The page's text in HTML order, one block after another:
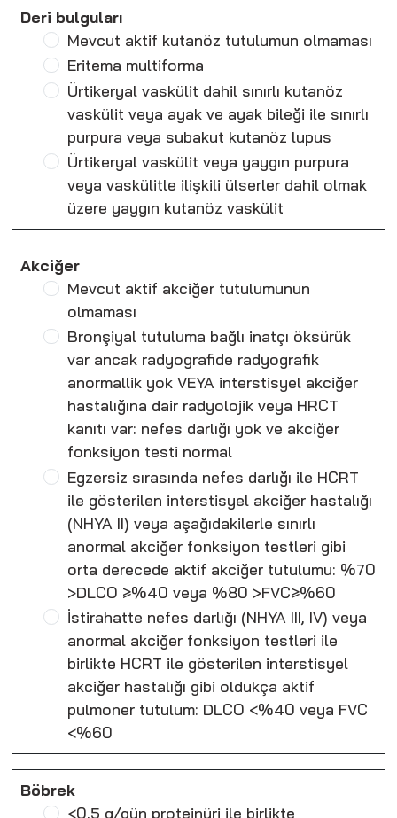
Deri bulguları
Mevcut aktif kutanöz tutulumun olmaması
Eritema multiforma
Ürtikeryal vaskülit dahil sınırlı kutanöz
vaskülit veya ayak ve ayak bileği ile sınırlı
purpura veya subakut kutanöz lupus
Ürtikeryal vaskülit veya yaygın purpura
veya vaskülitle ilişkili ülserler dahil olmak
üzere yaygın kutanöz vaskülit
Akciğer
Mevcut aktif akciğer tutulumunun
olmaması
Bronşiyal tutuluma bağlı inatçı öksürük
var ancak radyografide radyografik
anormallik yok VEYA interstisyel akciğer
hastalığına dair radyolojik veya HRCT
kanıtı var: nefes darlığı yok ve akciğer
fonksiyon testi normal
Egzersiz sırasında nefes darlığı ile HCRT
ile gösterilen interstisyel akciğer hastalığı
(NHYA II) veya aşağıdakilerle sınırlı
anormal akciğer fonksiyon testleri gibi
orta derecede aktif akciğer tutulumu: %70
>DLCO ≥%40 veya %80 >FVC≥%60
İstirahatte nefes darlığı (NHYA III, IV) veya
anormal akciğer fonksiyon testleri ile
birlikte HCRT ile gösterilen interstisyel
akciğer hastalığı gibi oldukça aktif
pulmoner tutulum: DLCO <%40 veya FVC
<%60
Böbrek
<0,5 g/gün proteinüri ile birlikte